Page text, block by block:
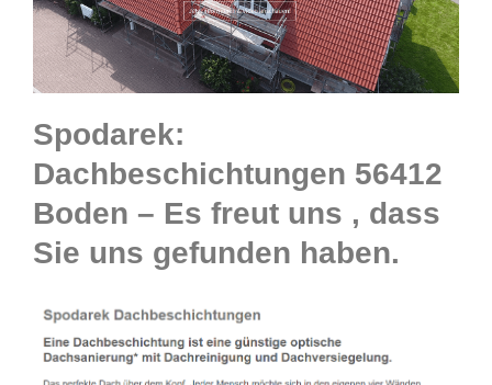
Spodarek:
Dachbeschichtungen 56412
Boden – Es freut uns , dass
Sie uns gefunden haben.